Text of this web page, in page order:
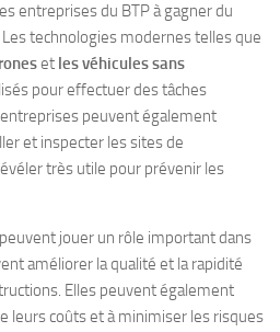
entreprises du BTP à gagner du
technologies modernes telles que
et les véhicules sans
pour effectuer des tâches
peuvent également
et inspecter les sites de
très utile pour prévenir les
jouer un rôle important dans
améliorer la qualité et la rapidité
Elles peuvent également
leurs coûts et à minimiser les risques